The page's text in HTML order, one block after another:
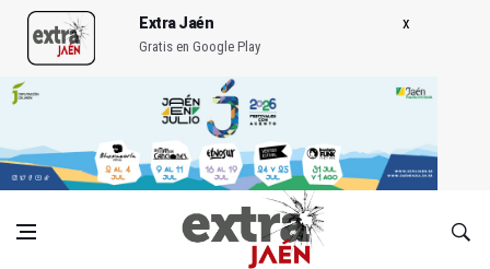
Extra Jaén
Gratis en Google Play